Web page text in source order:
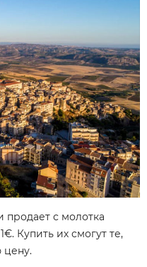
с молотка
Купить их смогут те,
цену.